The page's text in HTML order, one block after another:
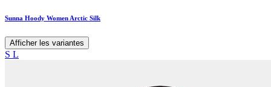
Sunna Hoody Women Arctic Silk
Afficher les variantes
S L